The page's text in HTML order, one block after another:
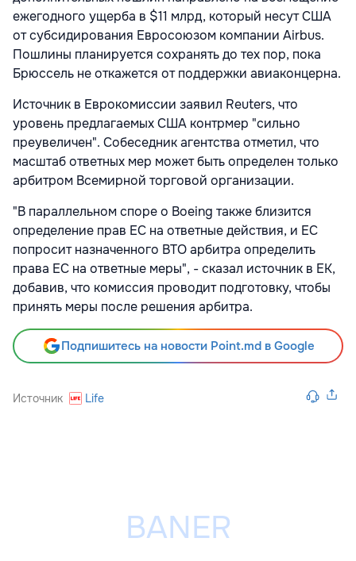
ежегодного ущерба в $11 млрд, который несут США
от субсидирования Евросоюзом компании Airbus.
Пошлины планируется сохранять до тех пор, пока
Брюссель не откажется от поддержки авиаконцерна.
Источник в Еврокомиссии заявил Reuters, что
уровень предлагаемых США контрмер "сильно
преувеличен". Собеседник агентства отметил, что
масштаб ответных мер может быть определен только
арбитром Всемирной торговой организации.
"В параллельном споре о Boeing также близится
определение прав ЕС на ответные действия, и ЕС
попросит назначенного ВТО арбитра определить
права ЕС на ответные меры", - сказал источник в ЕК,
добавив, что комиссия проводит подготовку, чтобы
принять меры после решения арбитра.
Подпишитесь на новости Point.md в Google
Источник Life